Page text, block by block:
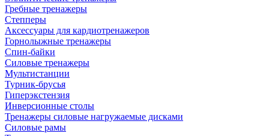
Гребные тренажеры
Степперы
Аксессуары для кардиотренажеров
Горнолыжные тренажеры
Спин-байки
Силовые тренажеры
Мультистанции
Турник-брусья
Гиперэкстензия
Инверсионные столы
Тренажеры силовые нагружаемые дисками
Силовые рамы